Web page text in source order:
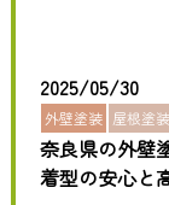
2025/05/30
外壁塗装 屋根塗
奈良県の外壁
着型の安心と